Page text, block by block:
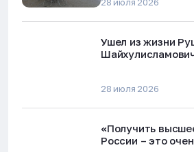
Ушел из жизни
28 июля 2026
«Получить
России – это